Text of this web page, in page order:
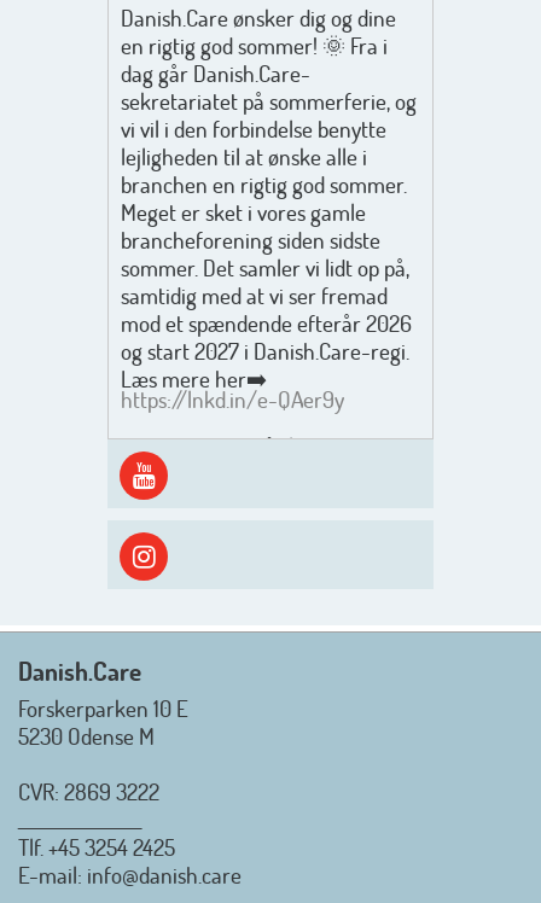
Danish.Care ønsker dig og dine
en rigtig god sommer! 🌞 Fra i
dag går Danish.Care-
sekretariatet på sommerferie, og
vi vil i den forbindelse benytte
lejligheden til at ønske alle i
branchen en rigtig god sommer.
Meget er sket i vores gamle
brancheforening siden sidste
sommer. Det samler vi lidt op på,
samtidig med at vi ser fremad
mod et spændende efterår 2026
og start 2027 i Danish.Care-regi.
Læs mere her➡️
https://lnkd.in/e-QAer9y
Men inden det går løs med en
spændende og aktivt
efterårsæson, så går turen først
ud i solen, ned til vandet og ind i
skyggen igen. Danish.Care holder
sommerlukket i uge 29 + 30.
Mvh. Anders, Helle og Malthe
Danish.Care - Branchen for
hjælpemidler og
Danish.Care
Forskerparken 10 E
5230 Odense M
CVR: 2869 3222
Tlf. +45 3254 2425
E-mail: info@danish.care